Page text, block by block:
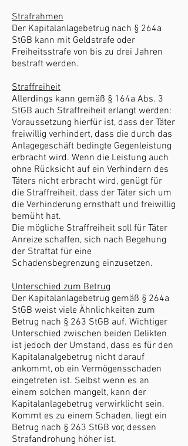
Strafrahmen
Der Kapitalanlagebetrug nach § 264a
StGB kann mit Geldstrafe oder
Freiheitsstrafe von bis zu drei Jahren
bestraft werden.
Straffreiheit
Allerdings kann gemäß § 164a Abs. 3
StGB auch Straffreiheit erlangt werden:
Voraussetzung hierfür ist, dass der Täter
freiwillig verhindert, dass die durch das
Anlagegeschäft bedingte Gegenleistung
erbracht wird. Wenn die Leistung auch
ohne Rücksicht auf ein Verhindern des
Täters nicht erbracht wird, genügt für
die Straffreiheit, dass der Täter sich um
die Verhinderung ernsthaft und freiwillig
bemüht hat.
Die mögliche Straffreiheit soll für Täter
Anreize schaffen, sich nach Begehung
der Straftat für eine
Schadensbegrenzung einzusetzen.
Unterschied zum Betrug
Der Kapitalanlagebetrug gemäß § 264a
StGB weist viele Ähnlichkeiten zum
Betrug nach § 263 StGB auf. Wichtiger
Unterschied zwischen beiden Delikten
ist jedoch der Umstand, dass es für den
Kapitalanalgebetrug nicht darauf
ankommt, ob ein Vermögensschaden
eingetreten ist. Selbst wenn es an
einem solchen mangelt, kann der
Kapitalanlagebetrug verwirklicht sein.
Kommt es zu einem Schaden, liegt ein
Betrug nach § 263 StGB vor, dessen
Strafandrohung höher ist.